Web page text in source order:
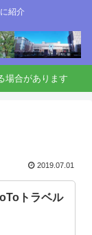
紹介
場合があります
2019.07.01
トラベル